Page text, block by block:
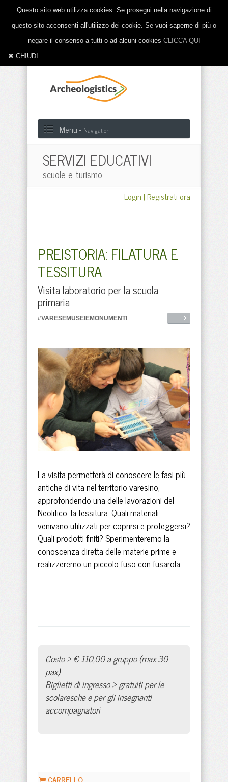
Menu - Navigation
SERVIZI EDUCATIVI
scuole e turismo
Login|Registrati ora
PREISTORIA: FILATURA E
TESSITURA
Visita laboratorio per la scuola
primaria
#VARESEMUSEIEMONUMENTI
La visita permetterà di conoscere le fasi più
antiche di vita nel territorio varesino,
approfondendo una delle lavorazioni del
Neolitico: la tessitura. Quali materiali
venivano utilizzati per coprirsi e proteggersi?
Quali prodotti finiti? Sperimenteremo la
conoscenza diretta delle materie prime e
realizzeremo un piccolo fuso con fusarola.
Costo > € 110,00 a gruppo (max 30
pax)
Biglietti di ingresso > gratuiti per le
scolaresche e per gli insegnanti
accompagnatori
Questo sito web utilizza cookies. Se prosegui nella navigazione di
questo sito acconsenti all'utilizzo dei cookie. Se vuoi saperne di più o
negare il consenso a tutti o ad alcuni cookies CLICCA QUI
✖ CHIUDI